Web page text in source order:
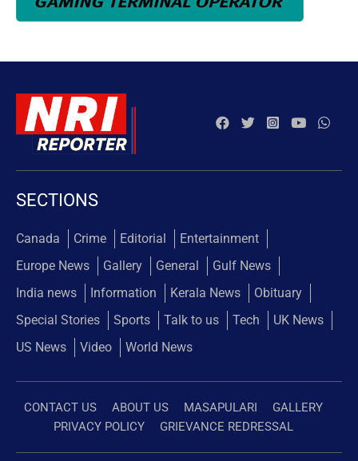
SECTIONS
Canada Crime Editorial
Entertainment
Europe News
Gallery General
Gulf News
India news
Information Kerala News
Obituary
Special Stories
Sports Talk to us Tech
UK News
US News
Video World News
CONTACT US ABOUT US MASAPULARI
GALLERY
PRIVACY POLICY
GRIEVANCE REDRESSAL